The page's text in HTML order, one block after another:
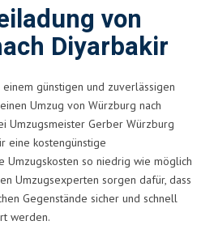
von
Diyarbakir
günstigen und zuverlässigen
Umzug von Würzburg nach
Umzugsmeister Gerber Würzburg
eine kostengünstige
Umzugskosten so niedrig wie möglich
Umzugsexperten sorgen dafür, dass
Gegenstände sicher und schnell
werden.